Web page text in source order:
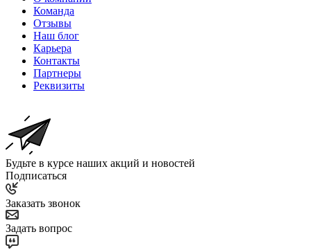
Команда
Отзывы
Наш блог
Карьера
Контакты
Партнеры
Реквизиты
Будьте в курсе наших акций и новостей
Подписаться
Заказать звонок
Задать вопрос